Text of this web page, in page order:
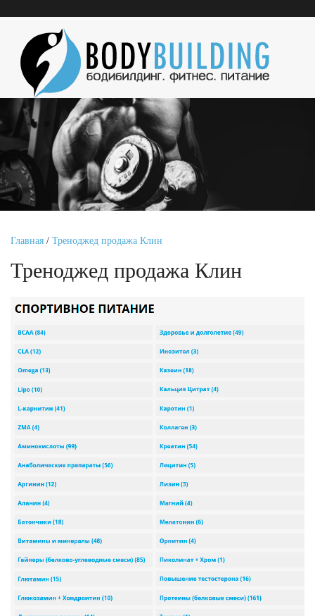
Главная / Треноджед продажа Клин
Треноджед продажа Клин